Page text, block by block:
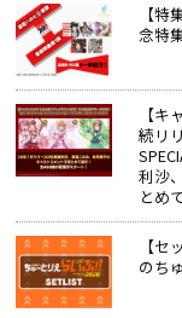
【
念特
【
続リ
利沙
とめ
【
のち